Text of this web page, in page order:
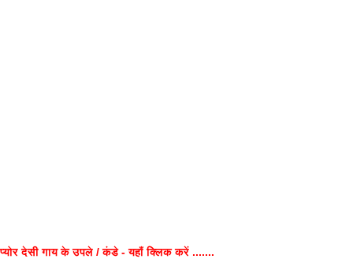
प्योर देसी गाय के उपले / कंडे - यहाँ क्लिक करें .......